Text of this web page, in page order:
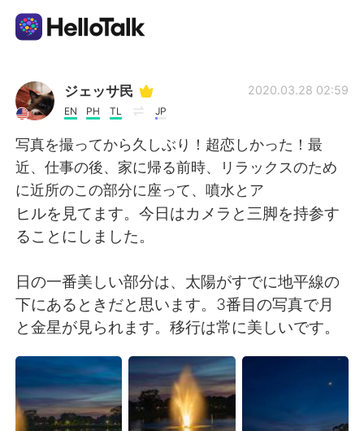
語学交換アプリ
AI Grammar Checker
日本語
English
繁體中文 Español
العربية Français
Deutsch 한국어
Русский ไทย
ジェッサ民
EN PH TL JP
2020.03.28 02:59
写真を撮ってから久しぶり！超恋しかった！最
近、仕事の後、家に帰る前時、リラックスのため
に近所のこの部分に座って、噴水とア
ヒルを見てます。今日はカメラと三脚を持参す
ることにしました。
日の一番美しい部分は、太陽がすでに地平線の
下にあるときだと思います。3番目の写真で月
と金星が見られます。移行は常に美しいです。